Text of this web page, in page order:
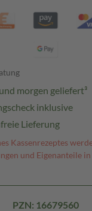
morgen geliefert³
inklusive
Lieferung
Kassenrezeptes
und Eigenanteile
PZN: 16679560